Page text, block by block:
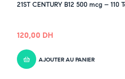
21ST CENTURY B12 500 mcg – 110
120,00 DH
AJOUTER AU PANIER